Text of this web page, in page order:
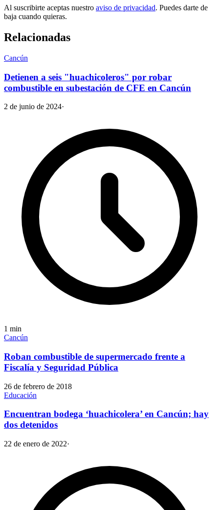
Al suscribirte aceptas nuestro aviso de privacidad. Puedes darte de
baja cuando quieras.
Relacionadas
Cancún
Detienen a seis "huachicoleros" por robar
combustible en subestación de CFE en Cancún
2 de junio de 2024·
1 min
Cancún
Roban combustible de supermercado frente a
Fiscalía y Seguridad Pública
26 de febrero de 2018
Educación
Encuentran bodega ‘huachicolera’ en Cancún; hay
dos detenidos
22 de enero de 2022·